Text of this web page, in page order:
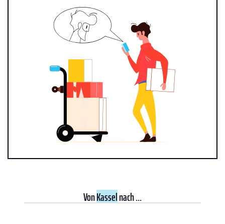
VonKasselnach ...